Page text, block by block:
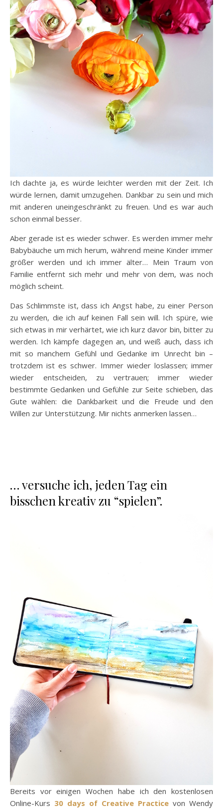
Ich dachte ja, es würde leichter werden mit der Zeit. Ich
würde lernen, damit umzugehen. Dankbar zu sein und mich
mit anderen uneingeschränkt zu freuen. Und es war auch
schon einmal besser.
Aber gerade ist es wieder schwer. Es werden immer mehr
Babybäuche um mich herum, während meine Kinder immer
größer werden und ich immer älter… Mein Traum von
Familie entfernt sich mehr und mehr von dem, was noch
möglich scheint.
Das Schlimmste ist, dass ich Angst habe, zu einer Person
zu werden, die ich auf keinen Fall sein will. Ich spüre, wie
sich etwas in mir verhärtet, wie ich kurz davor bin, bitter zu
werden. Ich kämpfe dagegen an, und weiß auch, dass ich
mit so manchem Gefühl und Gedanke im Unrecht bin –
trotzdem ist es schwer. Immer wieder loslassen; immer
wieder entscheiden, zu vertrauen; immer wieder
bestimmte Gedanken und Gefühle zur Seite schieben, das
Gute wählen: die Dankbarkeit und die Freude und den
Willen zur Unterstützung. Mir nichts anmerken lassen…
… versuche ich, jeden Tag ein
bisschen kreativ zu “spielen”.
Bereits vor einigen Wochen habe ich den kostenlosen
Online-Kurs 30 days of Creative Practice von Wendy